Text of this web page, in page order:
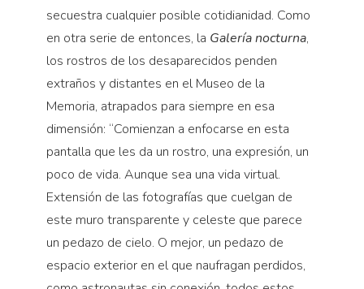
secuestra cualquier posible cotidianidad. Como
en otra serie de entonces, la Galería nocturna,
los rostros de los desaparecidos penden
extraños y distantes en el Museo de la
Memoria, atrapados para siempre en esa
dimensión: “Comienzan a enfocarse en esta
pantalla que les da un rostro, una expresión, un
poco de vida. Aunque sea una vida virtual.
Extensión de las fotografías que cuelgan de
este muro transparente y celeste que parece
un pedazo de cielo. O mejor, un pedazo de
espacio exterior en el que naufragan perdidos,